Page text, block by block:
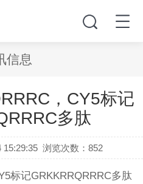
信息
，CY5标记
多肽
15:29:35 浏览次数：852
标记GRKKRRQRRRC多肽